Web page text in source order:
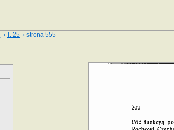
›T. 25 › strona 555